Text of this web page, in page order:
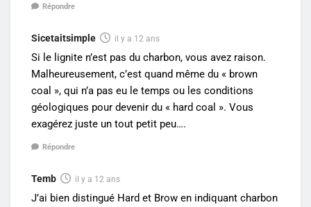
Répondre
Sicetaitsimple il y a 12 ans
Si le lignite n’est pas du charbon, vous avez raison.
Malheureusement, c’est quand même du « brown
coal », qui n’a pas eu le temps ou les conditions
géologiques pour devenir du « hard coal ». Vous
exagérez juste un tout petit peu….
Répondre
Temb il y a 12 ans
J’ai bien distingué Hard et Brow en indiquant charbon